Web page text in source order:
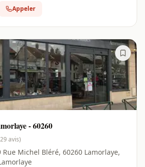
Appeler
- 60260
avis)
Michel Bléré, 60260 Lamorlaye,